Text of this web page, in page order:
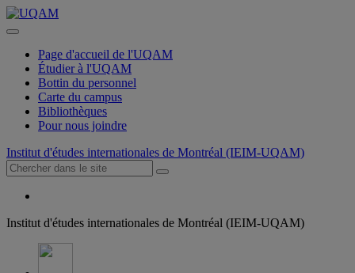
Page d'accueil de l'UQAM
Étudier à l'UQAM
Bottin du personnel
Carte du campus
Bibliothèques
Pour nous joindre
Institut d'études internationales de Montréal (IEIM-UQAM)
Institut d'études internationales de Montréal (IEIM-UQAM)